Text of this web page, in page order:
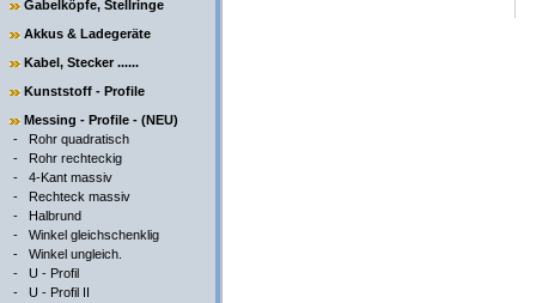
Gabelköpfe, Stellringe
Akkus & Ladegeräte
Kabel, Stecker ......
Kunststoff - Profile
Messing - Profile - (NEU)
- Rohr quadratisch
- Rohr rechteckig
- 4-Kant massiv
- Rechteck massiv
- Halbrund
- Winkel gleichschenklig
- Winkel ungleich.
- U - Profil
- U - Profil II